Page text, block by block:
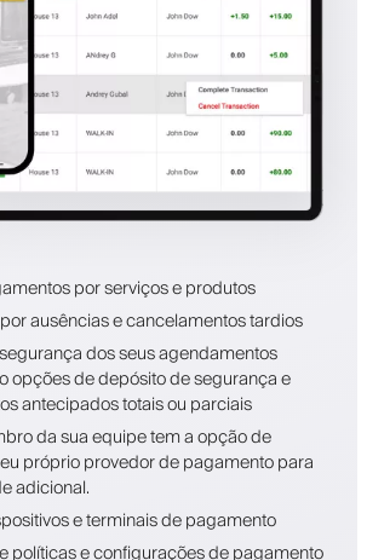
por serviços e produtos
ausências e cancelamentos tardios
dos seus agendamentos
opções de depósito de segurança e
antecipados totais ou parciais
da sua equipe tem a opção de
próprio provedor de pagamento para
adicional.
e terminais de pagamento
políticas e configurações de pagamento